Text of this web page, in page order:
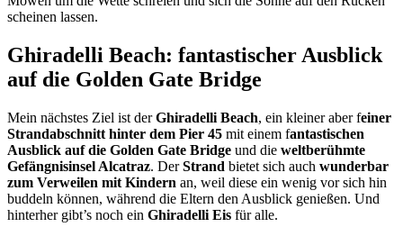
scheinen lassen.
Ghiradelli Beach: fantastischer Ausblick
auf die Golden Gate Bridge
Mein nächstes Ziel ist derGhiradelli Beach, ein kleiner aber feiner
Strandabschnitt hinter dem Pier 45 mit einem fantastischen
Ausblick auf die Golden Gate Bridge und die weltberühmte
Gefängnisinsel Alcatraz. DerStrand bietet sich auch wunderbar
zum Verweilen mit Kindern an, weil diese ein wenig vor sich hin
buddeln können, während die Eltern den Ausblick genießen. Und
hinterher gibt’s noch ein Ghiradelli Eis für alle.